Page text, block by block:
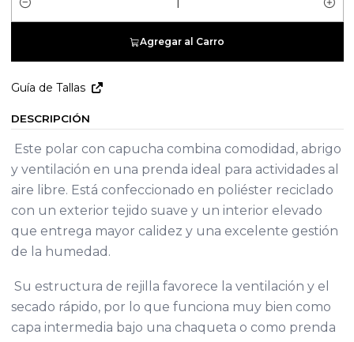
Cantidad
Agregar al Carro
Guía de Tallas
DESCRIPCIÓN
Este polar con capucha combina comodidad, abrigo
y ventilación en una prenda ideal para actividades al
aire libre. Está confeccionado en poliéster reciclado
con un exterior tejido suave y un interior elevado
que entrega mayor calidez y una excelente gestión
de la humedad.
Su estructura de rejilla favorece la ventilación y el
secado rápido, por lo que funciona muy bien como
capa intermedia bajo una chaqueta o como prenda